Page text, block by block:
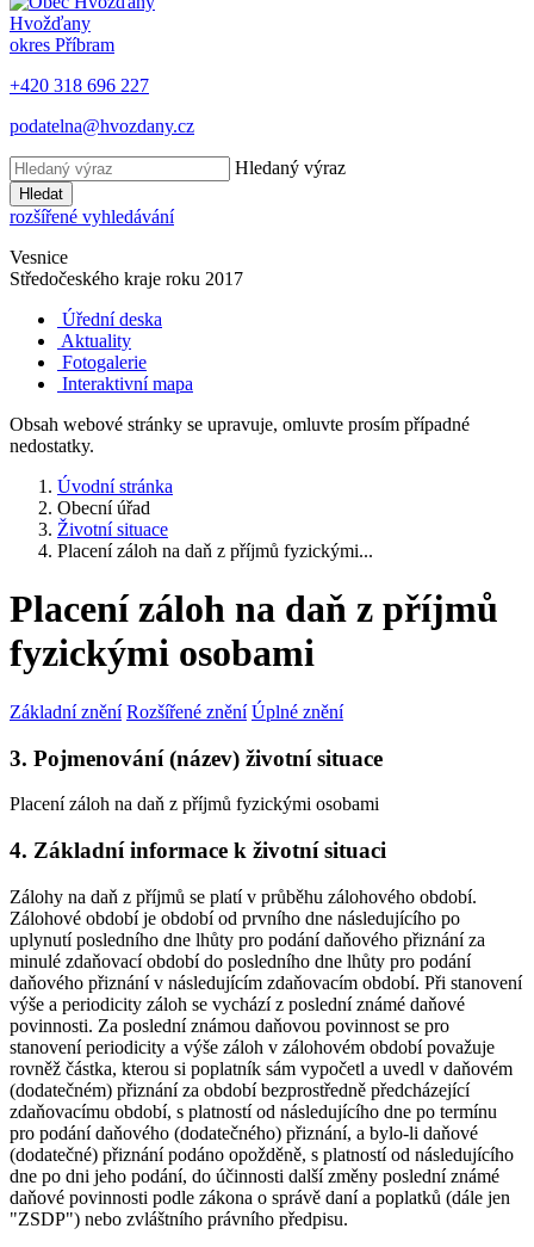
Hvožďany
okres Příbram
+420 318 696 227
podatelna@hvozdany.cz
Hledaný výraz
Hledat
rozšířené vyhledávání
Vesnice
Středočeského kraje roku 2017
Úřední deska
Aktuality
Fotogalerie
Interaktivní mapa
Obsah webové stránky se upravuje, omluvte prosím případné
nedostatky.
Úvodní stránka
Obecní úřad
Životní situace
Placení záloh na daň z příjmů fyzickými...
Placení záloh na daň z příjmů
fyzickými osobami
Základní znění Rozšířené znění Úplné znění
3. Pojmenování (název) životní situace
Placení záloh na daň z příjmů fyzickými osobami
4. Základní informace k životní situaci
Zálohy na daň z příjmů se platí v průběhu zálohového období.
Zálohové období je období od prvního dne následujícího po
uplynutí posledního dne lhůty pro podání daňového přiznání za
minulé zdaňovací období do posledního dne lhůty pro podání
daňového přiznání v následujícím zdaňovacím období. Při stanovení
výše a periodicity záloh se vychází z poslední známé daňové
povinnosti. Za poslední známou daňovou povinnost se pro
stanovení periodicity a výše záloh v zálohovém období považuje
rovněž částka, kterou si poplatník sám vypočetl a uvedl v daňovém
(dodatečném) přiznání za období bezprostředně předcházející
zdaňovacímu období, s platností od následujícího dne po termínu
pro podání daňového (dodatečného) přiznání, a bylo-li daňové
(dodatečné) přiznání podáno opožděně, s platností od následujícího
dne po dni jeho podání, do účinnosti další změny poslední známé
daňové povinnosti podle zákona o správě daní a poplatků (dále jen
"ZSDP") nebo zvláštního právního předpisu.